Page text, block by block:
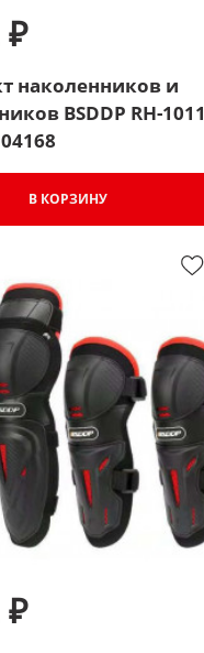
₽
наколенников и
BSDDP RH-1011
04168
В КОРЗИНУ
₽